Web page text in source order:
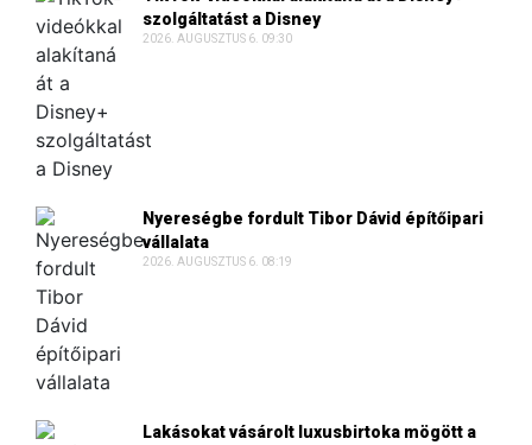
szolgáltatást a Disney
2026. AUGUSZTUS 6. 09:30
Nyereségbe fordult Tibor Dávid építőipari
vállalata
2026. AUGUSZTUS 6. 08:19
Lakásokat vásárolt luxusbirtoka mögött a